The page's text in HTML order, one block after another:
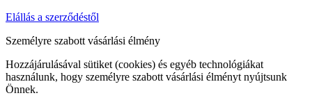
Elállás a szerződéstől
Személyre szabott vásárlási élmény
Hozzájárulásával sütiket (cookies) és egyéb technológiákat
használunk, hogy személyre szabott vásárlási élményt nyújtsunk
Önnek.